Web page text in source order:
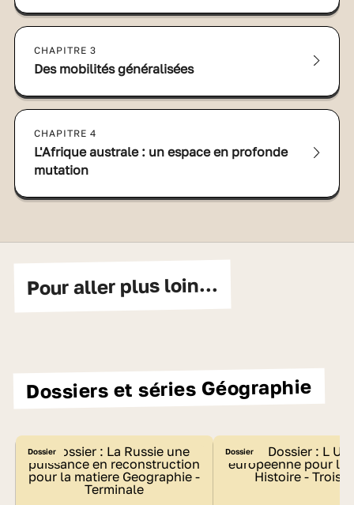
CHAPITRE 3
Des mobilités généralisées
CHAPITRE 4
L'Afrique australe : un espace en profonde
mutation
Pour aller plus loin...
Dossiers et séries Géographie
Dossier Dossier